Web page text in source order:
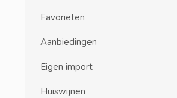
Favorieten
Aanbiedingen
Eigen import
Huiswijnen